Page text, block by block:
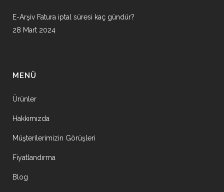
E-Arşiv Fatura iptal süresi kaç gündür?
28 Mart 2024
MENÜ
Ürünler
Hakkımızda
Müşterilerimizin Görüşleri
Fiyatlandırma
Blog